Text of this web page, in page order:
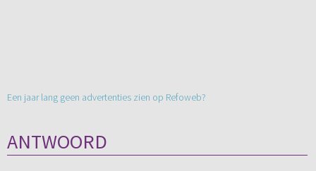
Een jaar lang geen advertenties zien op Refoweb?
ANTWOORD